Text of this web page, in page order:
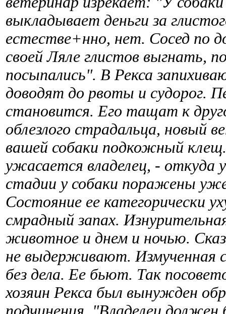
выкладывает деньги за
естестве+нно, нет. Сосед по
своей Ляле глистов выгнать,
посыпались". В Рекса
доводят до рвоты и судорог.
становится. Его тащат к
облезлого страдальца, новый
вашей собаки подкожный
ужасается владелец, - откуда
стадии у собаки поражены
Состояние ее категорически
смрадный запах.
животное и днем и ночью.
не выдерживают. Измученная
без дела. Ее бьют. Так
хозяин Рекса был вынужден